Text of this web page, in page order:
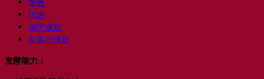
发酵
代谢
易于使用
包装与保证
发酵能力：